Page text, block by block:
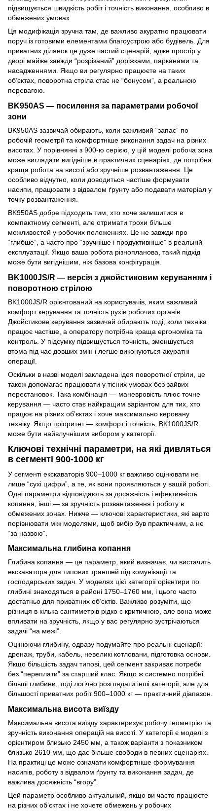
підвищується швидкість робіт і точність виконання, особливо в
обмежених умовах.
Ця модифікація зручна там, де важливо акуратно працювати
поруч із готовими елементами благоустрою або будівель. Для
приватних ділянок це дуже частий сценарій, адже простір у
дворі майже завжди “розрізаний” доріжками, парканами та
насадженнями. Якщо ви регулярно працюєте на таких
об’єктах, поворотна стріла стає не “бонусом”, а реальною
перевагою.
BK950AS — посилення за параметрами робочої
зони
BK950AS зазвичай обирають, коли важливий “запас” по
робочій геометрії та комфортніше виконання задач на різних
висотах. У порівнянні з 900-ю серією, у цій моделі робоча зона
може виглядати вигідніше в практичних сценаріях, де потрібна
краща робота на висоті або зручніше розвантаження. Це
особливо відчутно, коли доводиться частіше формувати
насипи, працювати з відвалом ґрунту або подавати матеріал у
точку розвантаження.
BK950AS добре підходить тим, хто хоче залишитися в
компактному сегменті, але отримати трохи більше
можливостей у робочих положеннях. Це не завжди про
“глибше”, а часто про “зручніше і продуктивніше” в реальній
експлуатації. Якщо ваша робота різнопланова, такий підхід
може бути вигіднішим, ніж базова конфігурація.
BK1000JS/R — версія з джойстиковим керуванням і
поворотною стрілою
BK1000JS/R орієнтований на користувачів, яким важливий
комфорт керування та точність рухів робочих органів.
Джойстикове керування зазвичай обирають тоді, коли техніка
працює частіше, а оператору потрібна краща ергономіка та
контроль. У підсумку підвищується точність, зменшується
втома під час довших змін і легше виконуються акуратні
операції.
Оскільки в назві моделі закладена ідея поворотної стріли, це
також допомагає працювати у тісних умовах без зайвих
перестановок. Така комбінація — маневровість плюс точне
керування — часто стає найкращим варіантом для тих, хто
працює на різних об’єктах і хоче максимально керовану
техніку. Якщо пріоритет — комфорт і точність, BK1000JS/R
може бути найвлучнішим вибором у категорії.
Ключові технічні параметри, на які дивляться
в сегменті 900-1000 кг
У сегменті екскаваторів 900–1000 кг важливо оцінювати не
лише “сухі цифри”, а те, як вони проявляються у вашій роботі.
Одні параметри відповідають за досяжність і ефективність
копання, інші — за зручність розвантаження і роботу в
обмежених зонах. Нижче — ключові характеристики, які варто
порівнювати між моделями, щоб вибір був практичним, а не
“за назвою”.
Максимальна глибина копання
Глибина копання — це параметр, який визначає, чи вистачить
екскаватора для типових траншей під комунікації та
господарських задач. У моделях цієї категорії орієнтири по
глибині знаходяться в районі 1750–1760 мм, і цього часто
достатньо для приватних об’єктів. Важливо розуміти, що
різниця в кілька сантиметрів рідко є критичною, але вона може
впливати на зручність, якщо у вас регулярно зустрічаються
задачі “на межі”.
Оцінюючи глибину, одразу подумайте про реальні сценарії:
дренаж, труби, кабель, невеликі котловани, підготовка основи.
Якщо більшість задач типові, цей сегмент закриває потреби
без “переплати” за старший клас. Якщо ж системно потрібні
більші глибини, тоді логічно розглядати інші категорії, але для
більшості приватних робіт 900–1000 кг — практичний діапазон.
Максимальна висота виїзду
Максимальна висота виїзду характеризує робочу геометрію та
зручність виконання операцій на висоті. У категорії є моделі з
орієнтиром близько 2450 мм, а також варіанти з показником
близько 2610 мм, що дає більше свободи в певних сценаріях.
На практиці це може означати комфортніше формування
насипів, роботу з відвалом ґрунту та виконання задач, де
важлива досяжність “вгору”.
Цей параметр особливо актуальний, якщо ви часто працюєте
на різних об’єктах і не хочете обмежень у робочих